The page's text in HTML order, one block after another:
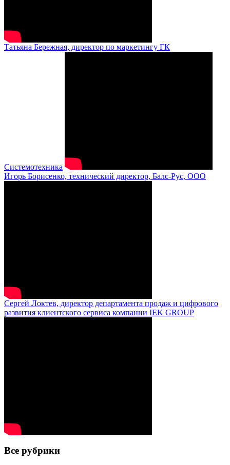
Татьяна Бережная, директор по маркетингу ГК
Системотехника
Игорь Борисенко, технический директор, Балс-Рус, ООО
Сергей Локтев, директор департамента продаж и цифрового
развития клиентского сервиса компании IEK GROUP
Все рубрики